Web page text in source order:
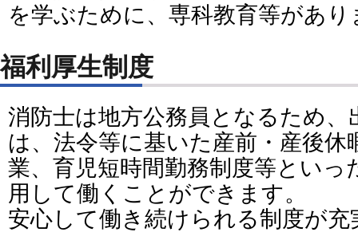
を学ぶために、専科教育等があり
福利厚生制度
消防士は地方公務員となるため、
は、法令等に基いた産前・産後休
業、育児短時間勤務制度等といっ
用して働くことができます。
安心して働き続けられる制度が